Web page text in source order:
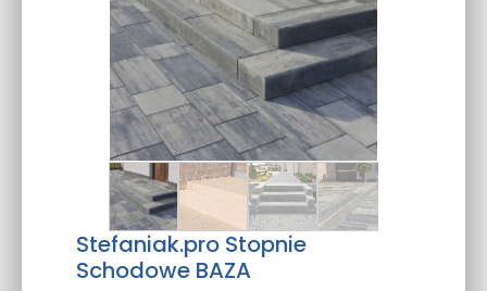
Stefaniak.pro Stopnie
Schodowe BAZA